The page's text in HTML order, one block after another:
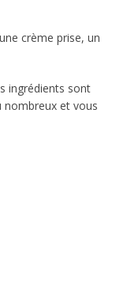
crème prise, un
ingrédients sont
nombreux et vous